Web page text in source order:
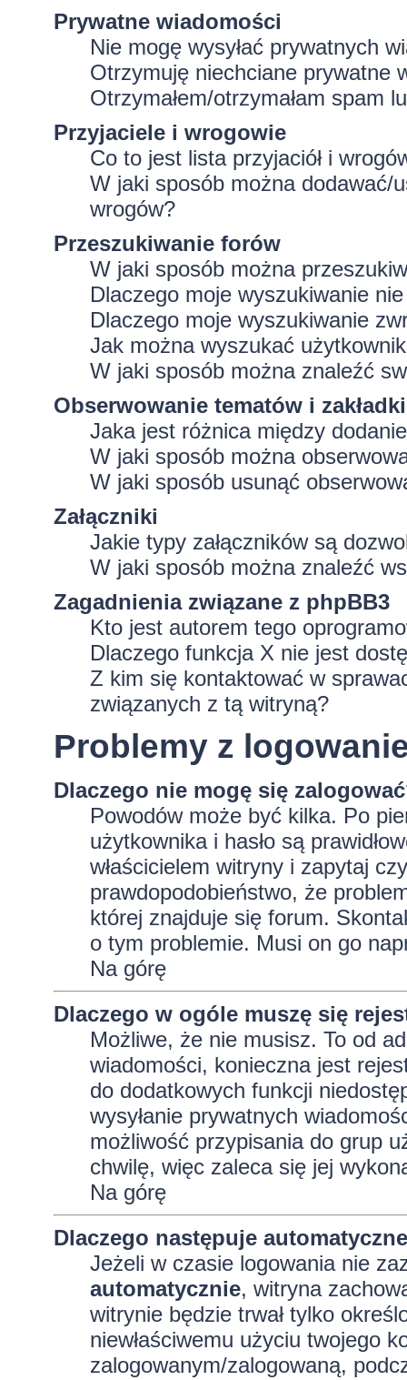
Prywatne wiadomości
Nie mogę wysyłać prywatnych
Otrzymuję niechciane prywatne
Otrzymałem/otrzymałam spam
Przyjaciele i wrogowie
Co to jest lista przyjaciół i
W jaki sposób można dodawać/
wrogów?
Przeszukiwanie forów
W jaki sposób można
Dlaczego moje wyszukiwanie
Dlaczego moje wyszukiwanie
Jak można wyszukać
W jaki sposób można znaleźć
Obserwowanie tematów i zakładki
Jaka jest różnica między
W jaki sposób można
W jaki sposób usunąć
Załączniki
Jakie typy załączników są
W jaki sposób można znaleźć
Zagadnienia związane z phpBB3
Kto jest autorem tego
Dlaczego funkcja X nie jest
Z kim się kontaktować w
związanych z tą witryną?
Problemy z
Dlaczego nie mogę się
Powodów może być kilka. Po
użytkownika i hasło są
właścicielem witryny i zapytaj
prawdopodobieństwo, że
której znajduje się forum.
o tym problemie. Musi on go
Na górę
Dlaczego w ogóle muszę się
Możliwe, że nie musisz. To od
wiadomości, konieczna jest
do dodatkowych funkcji
wysyłanie prywatnych
możliwość przypisania do grup
chwilę, więc zaleca się jej
Na górę
Dlaczego następuje
Jeżeli w czasie logowania nie
automatycznie, witryna
witrynie będzie trwał tylko
niewłaściwemu użyciu twojego
zalogowanym/zalogowaną,